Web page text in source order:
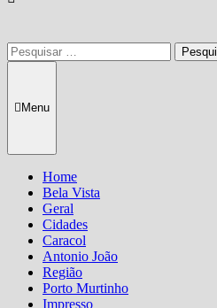
Pesquisar
por:
Menu
Home
Bela Vista
Geral
Cidades
Caracol
Antonio João
Região
Porto Murtinho
Impresso